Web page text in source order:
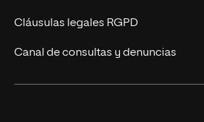
Diseño
Ciencias de la Salud
Cláusulas legales RGPD
Canal de consultas y denuncias